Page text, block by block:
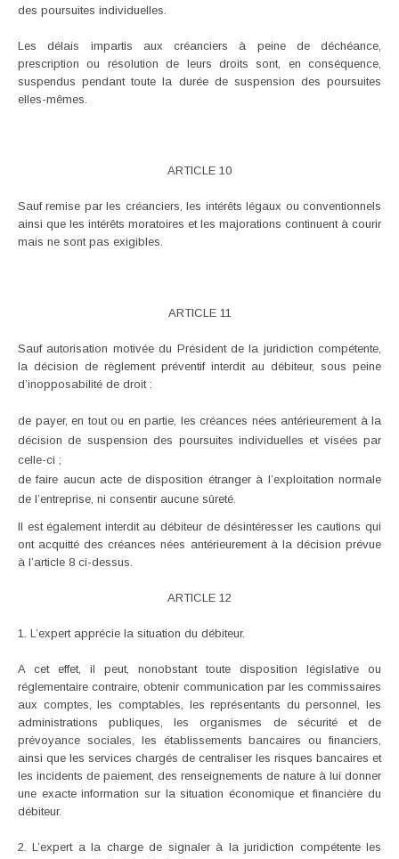
des poursuites individuelles.
Les délais impartis aux créanciers à peine de déchéance,
prescription ou résolution de leurs droits sont, en conséquence,
suspendus pendant toute la durée de suspension des poursuites
elles-mêmes.
ARTICLE 10
Sauf remise par les créanciers, les intérêts légaux ou conventionnels
ainsi que les intérêts moratoires et les majorations continuent à courir
mais ne sont pas exigibles.
ARTICLE 11
Sauf autorisation motivée du Président de la juridiction compétente,
la décision de règlement préventif interdit au débiteur, sous peine
d’inopposabilité de droit :
de payer, en tout ou en partie, les créances nées antérieurement à la
décision de suspension des poursuites individuelles et visées par
celle-ci ;
de faire aucun acte de disposition étranger à l’exploitation normale
de l’entreprise, ni consentir aucune sûreté.
Il est également interdit au débiteur de désintéresser les cautions qui
ont acquitté des créances nées antérieurement à la décision prévue
à l’article 8 ci-dessus.
ARTICLE 12
1. L’expert apprécie la situation du débiteur.
A cet effet, il peut, nonobstant toute disposition législative ou
réglementaire contraire, obtenir communication par les commissaires
aux comptes, les comptables, les représentants du personnel, les
administrations publiques, les organismes de sécurité et de
prévoyance sociales, les établissements bancaires ou financiers,
ainsi que les services chargés de centraliser les risques bancaires et
les incidents de paiement, des renseignements de nature à lui donner
une exacte information sur la situation économique et financière du
débiteur.
2. L’expert a la charge de signaler à la juridiction compétente les